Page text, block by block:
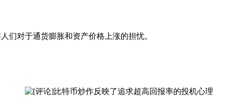
们对于通货膨胀和资产价格上涨的担忧。